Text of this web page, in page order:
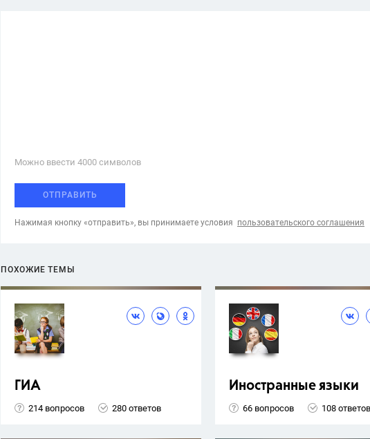
Можно ввести 4000 cимволов
ОТПРАВИТЬ
Нажимая кнопку «отправить», вы принимаете условия пользовательского соглашения
ПОХОЖИЕ ТЕМЫ
ГИА
214 вопросов 280 ответов
Иностранные языки
66 вопросов 108 ответов